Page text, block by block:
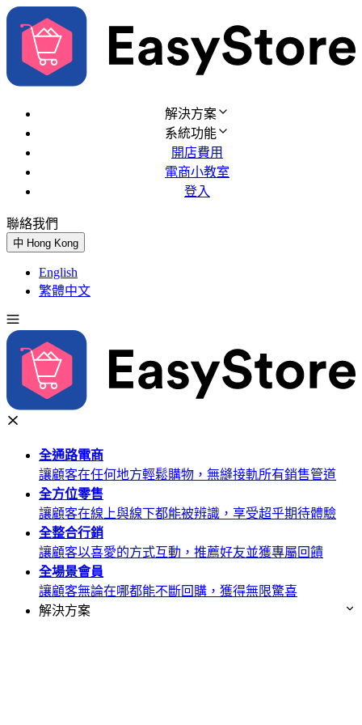
解決方案
系統功能
開店費用
電商小教室
登入
聯絡我們
中 Hong Kong
English
繁體中文
全通路電商
讓顧客在任何地方輕鬆購物，無縫接軌所有銷售管道
全方位零售
讓顧客在線上與線下都能被辨識，享受超乎期待體驗
全整合行銷
讓顧客以喜愛的方式互動，推薦好友並獲專屬回饋
全場景會員
讓顧客無論在哪都能不斷回購，獲得無限驚喜
解決方案